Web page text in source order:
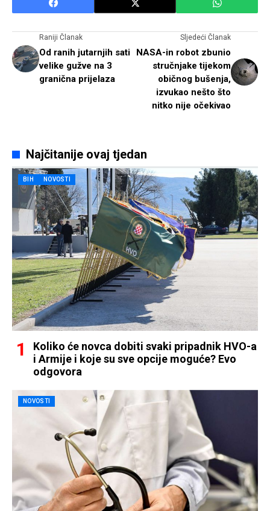
Raniji Članak
Od ranih jutarnjih sati
velike gužve na 3
granična prijelaza
Sljedeći Članak
NASA-in robot zbunio
stručnjake tijekom
običnog bušenja,
izvukao nešto što
nitko nije očekivao
Najčitanije ovaj tjedan
BIH NOVOSTI
Koliko će novca dobiti svaki pripadnik HVO-a
i Armije i koje su sve opcije moguće? Evo
odgovora
NOVOSTI